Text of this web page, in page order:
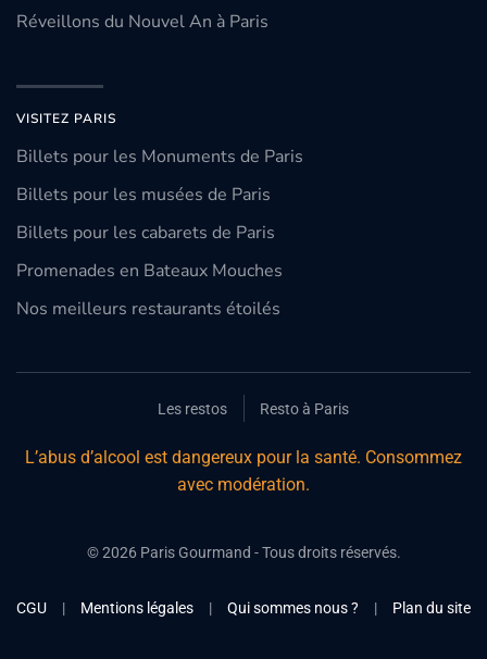
Réveillons du Nouvel An à Paris
VISITEZ PARIS
Billets pour les Monuments de Paris
Billets pour les musées de Paris
Billets pour les cabarets de Paris
Promenades en Bateaux Mouches
Nos meilleurs restaurants étoilés
Les restos Resto à Paris
L’abus d’alcool est dangereux pour la santé. Consommez
avec modération.
©2026Paris Gourmand - Tous droits réservés.
CGU | Mentions légales | Qui sommes nous ? | Plan du site